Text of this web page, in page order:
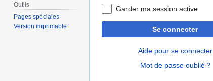
Garder ma session active
Se connecter
Aide pour se connecter
Mot de passe oublié ?
Outils
Pages spéciales
Version imprimable